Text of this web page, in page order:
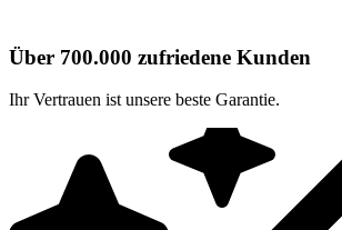
Über 700.000 zufriedene Kunden
Ihr Vertrauen ist unsere beste Garantie.